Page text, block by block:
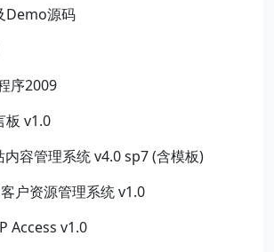
Demo源码
序2009
板 v1.0
容管理系统 v4.0 sp7 (含模板)
户资源管理系统 v1.0
Access v1.0